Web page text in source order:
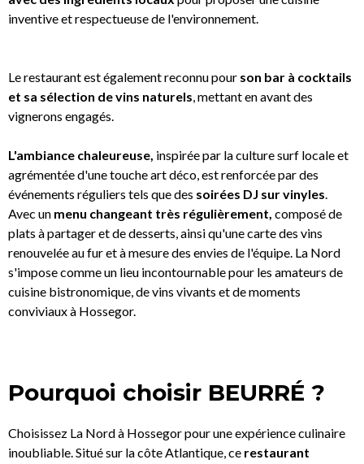
inventive et respectueuse de l'environnement.
Le restaurant est également reconnu pour son bar à cocktails
et sa sélection de vins naturels, mettant en avant des
vignerons engagés.
L'ambiance chaleureuse, inspirée par la culture surf locale et
agrémentée d'une touche art déco, est renforcée par des
événements réguliers tels que des soirées DJ sur vinyles.
Avec un menu changeant très régulièrement, composé de
plats à partager et de desserts, ainsi qu'une carte des vins
renouvelée au fur et à mesure des envies de l'équipe. La Nord
s'impose comme un lieu incontournable pour les amateurs de
cuisine bistronomique, de vins vivants et de moments
conviviaux à Hossegor.
Pourquoi choisir BEURRÉ ?
Choisissez La Nord à Hossegor pour une expérience culinaire
inoubliable. Situé sur la côte Atlantique, ce restaurant